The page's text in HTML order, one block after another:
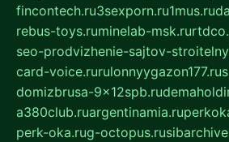
fincontech.ru3sexporn.ru1mus.ru
rebus-toys.ruminelab-msk.ru
seo-prodvizhenie-sajtov-
card-voice.rurulonnyygazon177.ru
domizbrusa-9x12spb.ru
a380club.ruargentinamia.ru
perk-oka.rug-octopus.ru